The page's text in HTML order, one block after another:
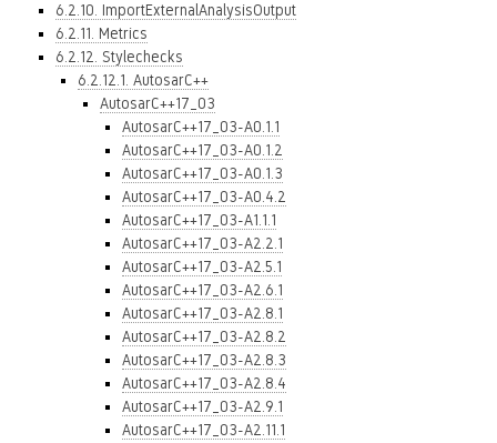
6.2.10. ImportExternalAnalysisOutput
6.2.11. Metrics
6.2.12. Stylechecks
6.2.12.1. AutosarC++
AutosarC++17_03
AutosarC++17_03-A0.1.1
AutosarC++17_03-A0.1.2
AutosarC++17_03-A0.1.3
AutosarC++17_03-A0.4.2
AutosarC++17_03-A1.1.1
AutosarC++17_03-A2.2.1
AutosarC++17_03-A2.5.1
AutosarC++17_03-A2.6.1
AutosarC++17_03-A2.8.1
AutosarC++17_03-A2.8.2
AutosarC++17_03-A2.8.3
AutosarC++17_03-A2.8.4
AutosarC++17_03-A2.9.1
AutosarC++17_03-A2.11.1